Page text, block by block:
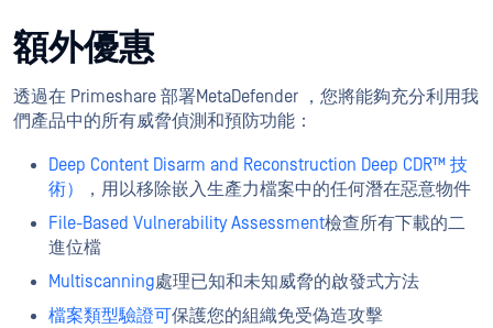
額外優惠
透過在 Primeshare 部署MetaDefender ，您將能夠充分利用我
們產品中的所有威脅偵測和預防功能：
Deep Content Disarm and Reconstruction Deep CDR™ 技
術）
，用以移除嵌入生產力檔案中的任何潛在惡意物件
File-Based Vulnerability Assessment檢查所有下載的二
進位檔
Multiscanning處理已知和未知威脅的啟發式方法
檔案類型驗證可 保護您的組織免受偽造攻擊